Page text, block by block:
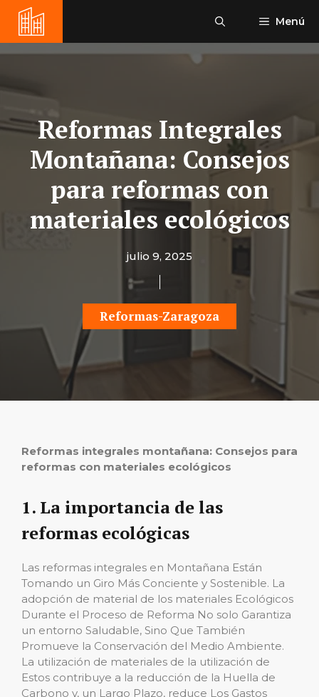
Saltar
contenido
Menú
Reformas Integrales
Montañana: Consejos
para reformas con
materiales ecológicos
julio 9, 2025
Reformas-Zaragoza
Reformas integrales montañana: Consejos para
reformas con materiales ecológicos
1. La importancia de las
reformas ecológicas
Las reformas integrales en Montañana Están
Tomando un Giro Más Conciente y Sostenible. La
adopción de material de los materiales Ecológicos
Durante el Proceso de Reforma No solo Garantiza
un entorno Saludable, Sino Que También
Promueve la Conservación del Medio Ambiente.
La utilización de materiales de la utilización de
Estos contribuye a la reducción de la Huella de
Carbono y, un Largo Plazo, reduce Los Gastos